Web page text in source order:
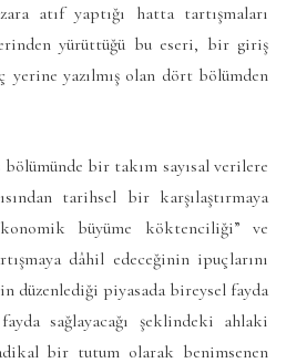
atıf yaptığı hatta tartışmaları
yürüttüğü bu eseri, bir giriş
yerine yazılmış olan dört bölümden
bir takım sayısal verilere
tarihsel bir karşılaştırmaya
büyüme köktenciliği” ve
dâhil edeceğinin ipuçlarını
düzenlediği piyasada bireysel fayda
sağlayacağı şeklindeki ahlaki
bir tutum olarak benimsenen